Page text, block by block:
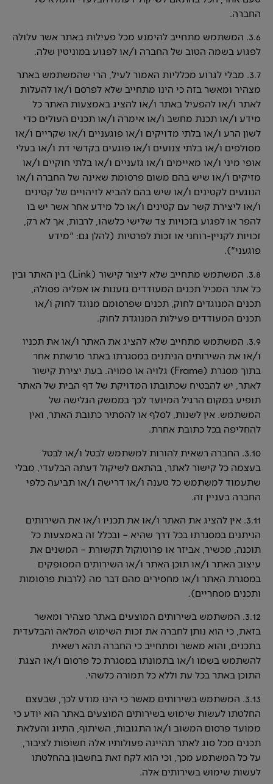
החברה.
3.6. המשתמש מתחייב להימנע מכל פעילות באתר אשר עלולה
לפגוע בשמה הטוב של החברה ו/או לפגוע במוניטין שלה.
3.7. מבלי לגרוע מכלליות האמור לעיל, הרי שהמשתמש באתר
מצהיר ומאשר בזה כי הינו מתחייב שלא לפרסם ו/או להעלות
לאתר ו/או להפעיל באתר ו/או להציג באמצעות האתר כל
מידע ו/או תכנת מחשב ו/או אימרה ו/או תכנים העולים כדי
לשון הרע ו/או בלתי מדויקים ו/או פוגעניים ו/או שקריים ו/או
מסולפים ו/או בלתי צנועים ו/או פוגעים בקדשי דת ו/או בעלי
אופי מיני ו/או מאיימים ו/או גזעניים ו/או בלתי חוקיים ו/או
מזיקים ו/או שיש בהם משום פרסומת שאינה של החברה ו/או
הנוגעים לקטינים ו/או שיש בהם להביא לזיהויים של קטינים
ו/או ליצירת קשר עם קטינים ו/או כל מידע אחר אשר יש בו
להפר או לפגוע בזכויות צד שלישי כלשהו, לרבות, אך לא רק,
זכויות לקניין-רוחני או זכות לפרטיות (להלן גם: "מידע
פוגעני").
3.8. המשתמש מתחייב שלא ליצור קישור (Link) בין האתר ובין
כל אתר המכיל תכנים המעודדים גזענות או אפליה פסולה,
תכנים המנוגדים לחוק, תכנים שפרסומם מנוגד לחוק ו/או
תכנים המעודדים פעילות המנוגדת לחוק.
3.9. המשתמש מתחייב שלא להציג את האתר ו/או את תכניו
ו/או את השירותים הניתנים במסגרתו באתר מרשתת אחר
בתוך מסגרת (Frame) גלויה או סמויה. בעת יצירת קישור
לאתר, יש להבטיח שכתובתו המדויקת של דף הבית של האתר
תופיע במקום הרגיל המיועד לכך בממשק הגלישה של
המשתמש. אין לשנות, לסלף או להסתיר כתובת האתר, ואין
להחליפה בכל כתובת אחרת.
3.10. החברה רשאית להורות למשתמש לבטל ו/או לבטל
בעצמה כל קישור לאתר, בהתאם לשיקול דעתה הבלעדי, מבלי
שתעמוד למשתמש כל טענה ו/או דרישה ו/או תביעה כלפי
החברה בעניין זה.
3.11. אין להציג את האתר ו/או את תכניו ו/או את השירותים
הניתנים במסגרתו בכל דרך שהיא – ובכלל זה באמצעות כל
תוכנה, מכשיר, אביזר או פרוטוקול תקשורת – המשנים את
עיצוב האתר ו/או תוכן האתר ו/או השירותים המסופקים
במסגרת האתר ו/או מחסירים מהם דבר מה (לרבות פרסומות
ותכנים מסחריים).
3.12. המשתמש בשירותים המוצעים באתר מצהיר ומאשר
בזאת, כי הוא נותן לחברה את זכות השימוש המלאה והבלעדית
בתכנים, והוא מאשר ומתחייב כי החברה תהא רשאית
להשתמש בשמו ו/או בתמונתו במסגרת כל פרסום ו/או הצגת
התוכן באתר בכל עת וללא כל תמורה כלשהי.
3.13. המשתמש בשירותים מאשר כי הינו מודע לכך, שבעצם
החלטתו לעשות שימוש בשירותים המוצעים באתר הוא יודע כי
ממועד פרסום המשוב ו/או התגובות, השיתוף, התיוג והעלאת
תכנים מכל סוג לאתר תהיינה פעולותיו אלה חשופות לציבור,
על כל המשתמע מכך, וכי הוא לקח זאת בחשבון בהחלטתו
לעשות שימוש בשירותים אלה.